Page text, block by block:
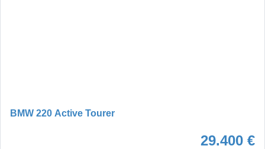
BMW 220 Active Tourer
29.400 €